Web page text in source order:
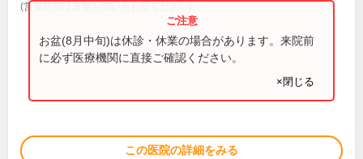
(営業時間は直接お問い合わせください)
お盆(8月中旬)は休診・休業の場合があります。来院前
に必ず医療機関に直接ご確認ください。
×閉じる
この医院の詳細をみる